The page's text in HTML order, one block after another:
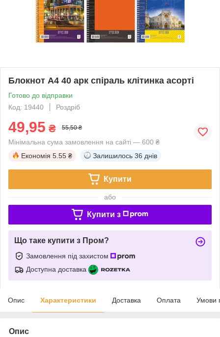
Блокнот А4 40 арк спіраль клітинка асорті
Готово до відправки
Код: 19440
Роздріб
49,95 ₴ 55,50 ₴
Мінімальна сума замовлення на сайті — 600 ₴
Економія 5.55 ₴ Залишилось 36 днів
Купити
або
Купити з
Що таке купити з Пром?
Замовлення під захистом
Доступна доставка
Опис Характеристики Доставка Оплата Умови
Опис